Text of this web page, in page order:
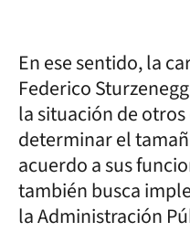
En ese sentido, la
Federico
la situación de
determinar el
acuerdo a sus
también busca
la Administración